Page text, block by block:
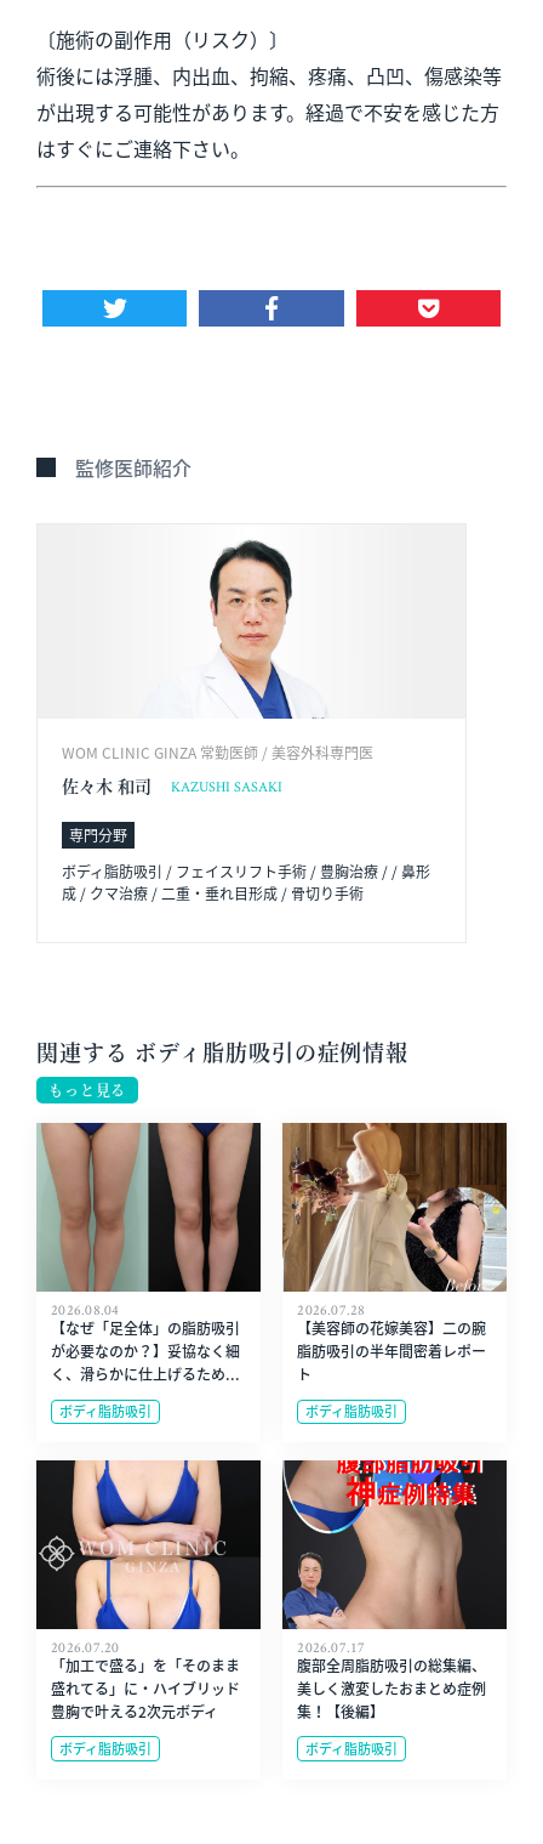
〔施術の副作用（リスク）〕
術後には浮腫、内出血、拘縮、疼痛、凸凹、傷感染等
が出現する可能性があります。経過で不安を感じた方
はすぐにご連絡下さい。
監修医師紹介
WOM CLINIC GINZA 常勤医師 / 美容外科専門医
佐々木 和司 KAZUSHI SASAKI
専門分野
ボディ脂肪吸引 / フェイスリフト手術 / 豊胸治療 / / 鼻形
成 / クマ治療 / 二重・垂れ目形成 / 骨切り手術
関連する ボディ脂肪吸引の症例情報
もっと見る
2026.08.04
【なぜ「足全体」の脂肪吸引
が必要なのか？】妥協なく細
く、滑らかに仕上げるため...
ボディ脂肪吸引
2026.07.28
【美容師の花嫁美容】二の腕
脂肪吸引の半年間密着レポー
ト
ボディ脂肪吸引
2026.07.20
「加工で盛る」を「そのまま
盛れてる」に・ハイブリッド
豊胸で叶える2次元ボディ
ボディ脂肪吸引
2026.07.17
腹部全周脂肪吸引の総集編、
美しく激変したおまとめ症例
集！【後編】
ボディ脂肪吸引